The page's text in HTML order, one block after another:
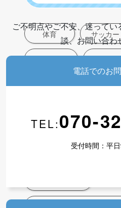
体育 サッカー
未分類 成人フィ
ご不明点やご不安、迷って
談、お問い合わ
電話でのお
TEL:070-
受付時間：平